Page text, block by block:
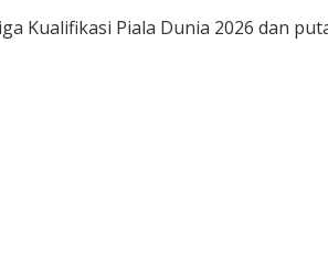
Kualifikasi Piala Dunia 2026 dan